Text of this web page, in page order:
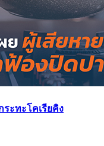
ระทะโคเรียคิง